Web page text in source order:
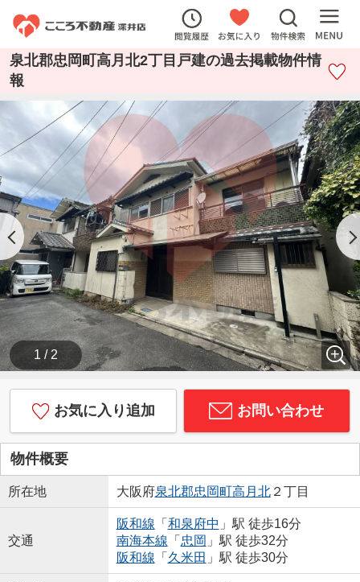
泉北郡忠岡町高月北2丁目戸建の過去掲載物件情
報
1 / 2
お気に入り追加 お問い合わせ
物件概要
所在地 大阪府泉北郡忠岡町高月北２丁目
交通
阪和線 「 和泉府中 」駅 徒歩16分
南海本線 「 忠岡 」駅 徒歩32分
阪和線 「 久米田 」駅 徒歩30分